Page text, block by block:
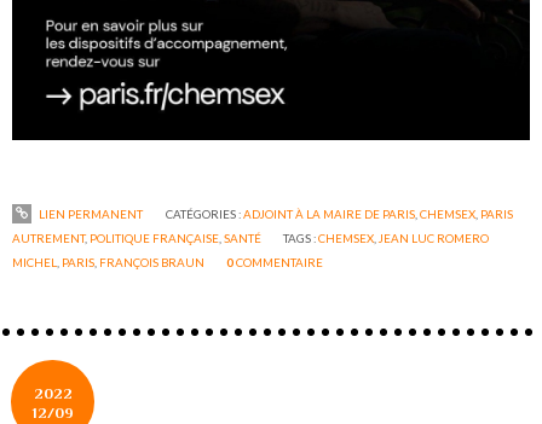
LIEN PERMANENT CATÉGORIES :ADJOINT À LA MAIRE DE PARIS, CHEMSEX, PARIS
AUTREMENT, POLITIQUE FRANÇAISE ,SANTÉ TAGS :CHEMSEX JEAN LUC ROMERO
MICHEL
PARIS FRANÇOIS BRAUN 0COMMENTAIRE
2022
12/09